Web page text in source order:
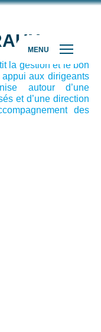
MENU
la gestion et le bon
aux dirigeants
autour d’une
et d’une direction
des